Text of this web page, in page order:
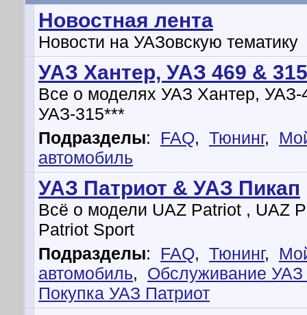
Новостная лента
Новости на УАЗовскую тематику
УАЗ Хантер, УАЗ 469 &
Все о моделях УАЗ Хантер, УАЗ-
УАЗ-315***
Подразделы: FAQ, Тюнинг,
автомобиль
УАЗ Патриот & УАЗ Пикап
Всё о модели UAZ Patriot , UAZ
Patriot Sport
Подразделы: FAQ, Тюнинг,
автомобиль,
Обслуживание УАЗ
Покупка УАЗ Патриот